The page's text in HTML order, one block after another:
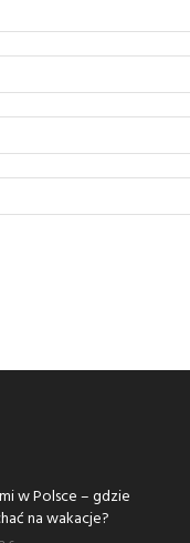
w Polsce – gdzie
na wakacje?